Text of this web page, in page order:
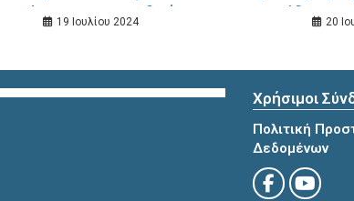
ανθρώπων», στην Παιδική –
Εφηβική Βιβλιοθήκη του
19 Ιουλίου 2024
Σούδας
«Ημέρα
20
Χρήσιμοι
Πολιτική
Δεδομένων